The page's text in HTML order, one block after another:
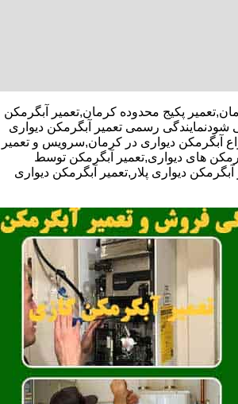
کرمان,تعمیر پکیج محدوده کرمان,تعمیر آبگرمکن
رسمی تعمیر آبگرمکن دیواری
آبگرمکن دیواری در کرمان,سرویس و تعمیر
های دیواری,تعمیر آبگرمکن توسط
دیواری پلار,تعمیر آبگرمکن دیواری